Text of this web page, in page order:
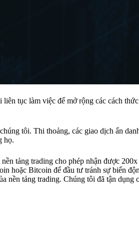
tục làm việc để mở rộng các cách
tôi. Thi thoảng, các giao dịch ẩn
họ.
tảng trading cho phép nhận được
hoặc Bitcoin để đầu tư tránh sự biến
nền tảng trading. Chúng tôi đã tận dụng